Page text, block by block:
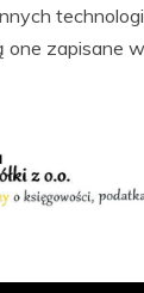
zapisane